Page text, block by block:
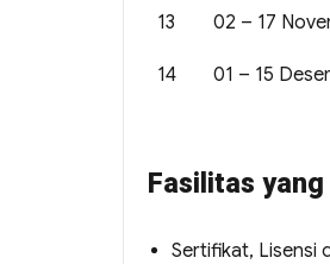
13 02 – 17
14 01 – 15
Fasilitas
Sertifikat, Lisensi